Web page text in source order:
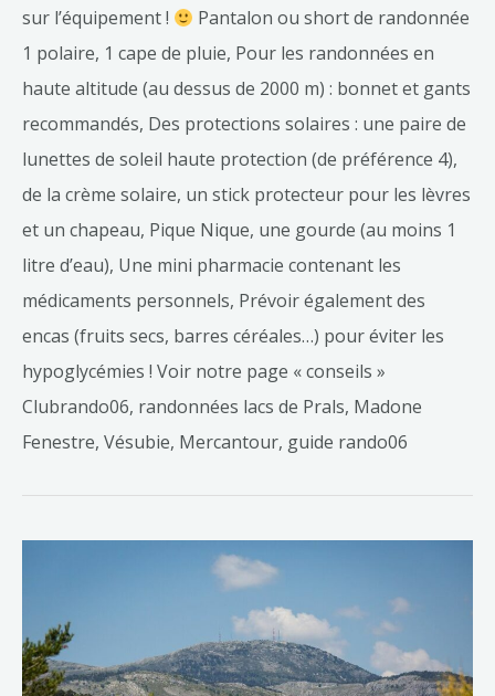
sur l’équipement !
Pantalon ou short de randonnée
1 polaire, 1 cape de pluie, Pour les randonnées en
haute altitude (au dessus de 2000 m) : bonnet et gants
recommandés, Des protections solaires : une paire de
lunettes de soleil haute protection (de préférence 4),
de la crème solaire, un stick protecteur pour les lèvres
et un chapeau, Pique Nique, une gourde (au moins 1
litre d’eau), Une mini pharmacie contenant les
médicaments personnels, Prévoir également des
encas (fruits secs, barres céréales…) pour éviter les
hypoglycémies ! Voir notre page « conseils »
Clubrando06, randonnées lacs de Prals, Madone
Fenestre, Vésubie, Mercantour, guide rando06